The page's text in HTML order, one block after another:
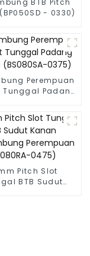
- 0330)
Perempuan
Tunggal Padang
Pitch Slot
BTB Sudut